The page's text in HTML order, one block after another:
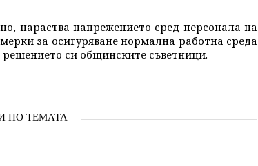
нараства напрежението сред персонала на
за осигуряване нормална работна среда
си общинските съветници.
ПО ТЕМАТА